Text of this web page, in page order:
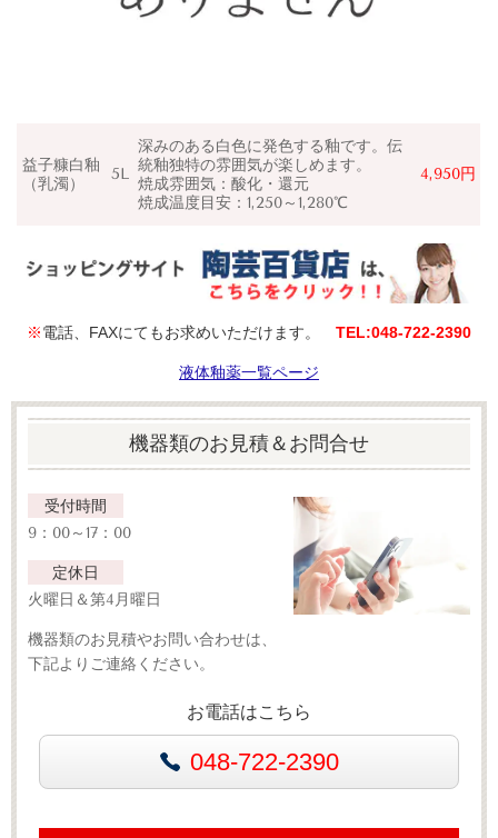
益子糠白釉
（乳濁）
5L
深みのある白色に発色する釉です。伝
統釉独特の雰囲気が楽しめます。
焼成雰囲気：酸化・還元
焼成温度目安：1,250～1,280℃
4,950円
※電話、FAXにてもお求めいただけます。 TEL:048‐722‐2390
液体釉薬一覧ページ
機器類のお見積＆お問合せ
受付時間
9：00～17：00
定休日
火曜日＆第4月曜日
機器類のお見積やお問い合わせは、
下記よりご連絡ください。
お電話はこちら
048-722-2390